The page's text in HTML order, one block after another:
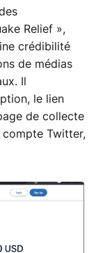
Relief »,
crédibilité
de médias
Il
le lien
de collecte
compte Twitter,